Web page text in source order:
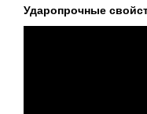
Ударопрочные